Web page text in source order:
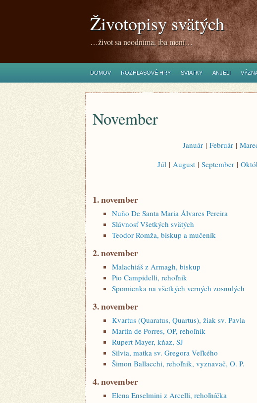
Životopisy svätých
…život sa neodníma, iba mení…
DOMOV ROZHLASOVÉ HRY SVIATKY ANJELI
November
Január | Február |
Júl | August | September |
1. november
Nuño De Santa Maria Álvares Pereira
Slávnosť Všetkých svätých
Teodor Romža, biskup a mučeník
2. november
Malachiáš z Armagh, biskup
Pio Campidelli, rehoľník
Spomienka na všetkých verných zosnulých
3. november
Kvartus (Quaratus, Quartus), žiak sv. Pavla
Martin de Porres, OP, rehoľník
Rupert Mayer, kňaz, SJ
Silvia, matka sv. Gregora Veľkého
Šimon Ballacchi, rehoľník, vyznavač, O. P.
4. november
Elena Enselmini z Arcelli, rehoľníčka